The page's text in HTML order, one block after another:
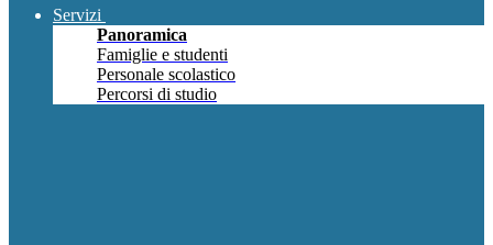
Servizi
Panoramica
Famiglie e studenti
Personale scolastico
Percorsi di studio